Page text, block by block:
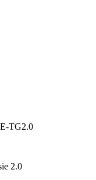
TG2.0
2.0